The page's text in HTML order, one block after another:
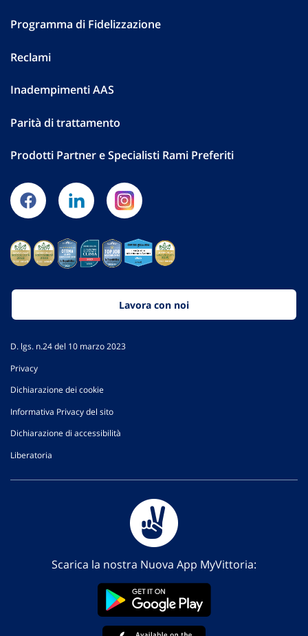
Programma di Fidelizzazione
Reclami
Inadempimenti AAS
Parità di trattamento
Prodotti Partner e Specialisti Rami Preferiti
Lavora con noi
D. lgs. n.24 del 10 marzo 2023
Privacy
Dichiarazione dei cookie
Informativa Privacy del sito
Dichiarazione di accessibilità
Liberatoria
Scarica la nostra Nuova App MyVittoria: